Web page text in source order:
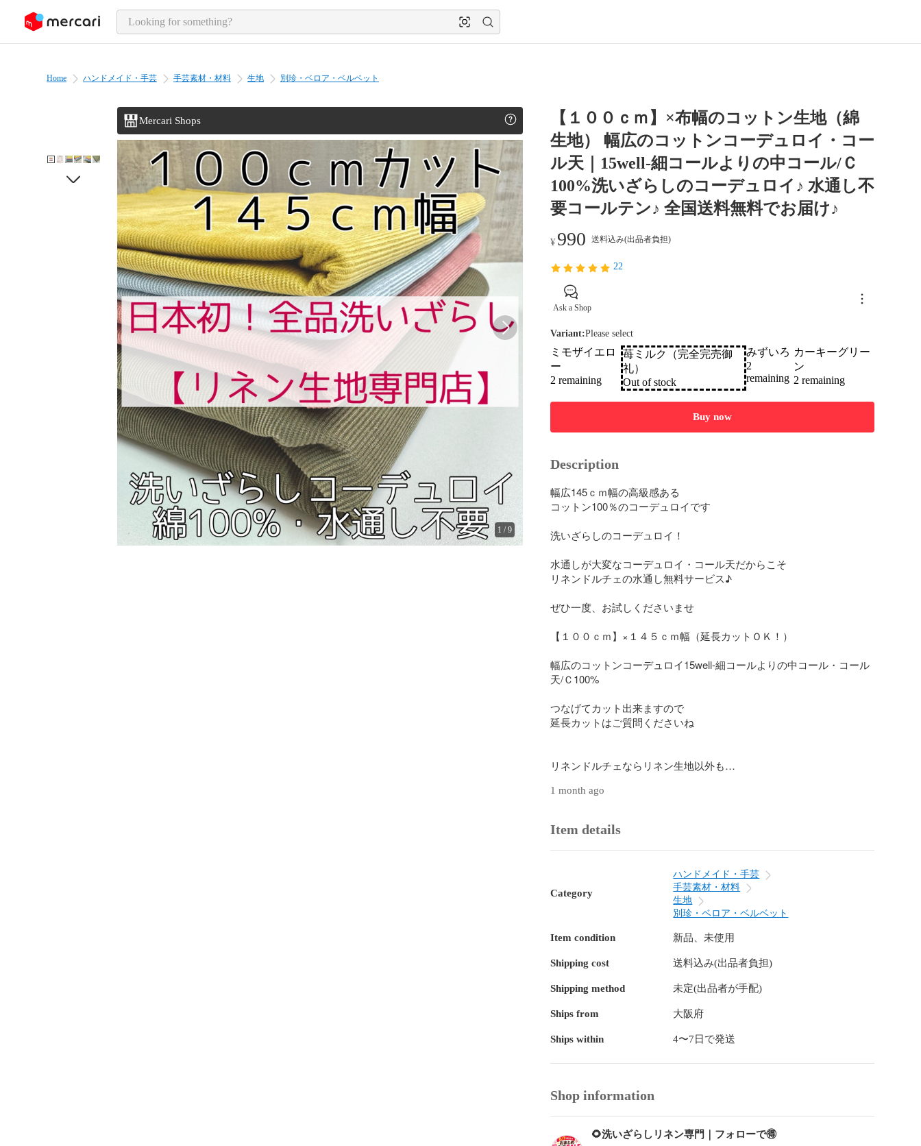
page content
Home ハンドメイド・手芸 手芸素材・材料 生地 別珍・ベロア・ベルベット
Mercari Shops
1 /9
【１００ｃｍ】×布幅のコットン生地（綿
生地） 幅広のコットンコーデュロイ・コー
ル天｜15well-細コールよりの中コール/Ｃ
100%洗いざらしのコーデュロイ♪ 水通し不
要コールテン♪ 全国送料無料でお届け♪
¥ 990 送料込み(出品者負担)
22
Ask a Shop
Variant:Please select
ミモザイエロ
ー
2 remaining
苺ミルク（完全完売御
礼）
Out of stock
みずいろ
2
remaining
カーキーグリー
ン
2 remaining
Buy now
Description
幅広145ｃｍ幅の高級感ある
コットン100％のコーデュロイです
洗いざらしのコーデュロイ！
水通しが大変なコーデュロイ・コール天だからこそ
リネンドルチェの水通し無料サービス♪
ぜひ一度、お試しくださいませ
【１００ｃｍ】×１４５ｃｍ幅（延長カットＯＫ！）
幅広のコットンコーデュロイ15well-細コールよりの中コール・コール
天/Ｃ100%
つなげてカット出来ますので
延長カットはご質問くださいね
リネンドルチェならリネン生地以外も
「水通し不要！洗いざらし仕上げ♪」
※下記に詳しく商品のご説明ございますが
在庫確認など「ご質問」はお気軽に♪
洗いざらしのコーデュロイ♪
全国送料無料でお届け♪
⚫︎生地のお色
①ミモザイエロー
②苺ミルク
④カーキ緑
⚫︎こんなコーデュロイをお探しの方に♪
・コートやパンツを作りたい方に
・コットン100％が好きな方に
1 month ago
Item details
Category
ハンドメイド・手芸
手芸素材・材料
生地
別珍・ベロア・ベルベット
Item condition 新品、未使用
Shipping cost 送料込み(出品者負担)
Shipping method 未定(出品者が手配)
Ships from 大阪府
Ships within 4〜7日で発送
Shop information
🌻洗いざらしリネン専門｜フォローで🉐